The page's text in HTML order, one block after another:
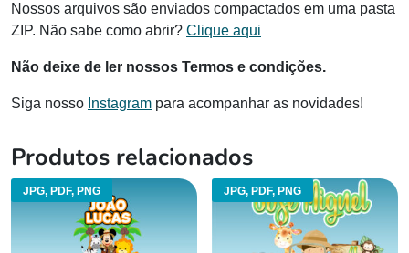
Nossos arquivos são enviados compactados em uma pasta
ZIP. Não sabe como abrir? Clique aqui
Não deixe de ler nossos Termos e condições.
Siga nosso Instagram para acompanhar as novidades!
Produtos relacionados
JPG, PDF, PNG JPG, PDF, PNG